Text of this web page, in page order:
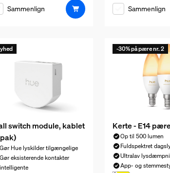
Sammenlign Sammenlign
switch module, kablet
Gør Hue lyskilder tilgængelige
Gør eksisterende kontakter
intelligente
-30% på pære nr. 2
Kerte - E14
Op til 500 lumen
Fuldspektret
Ultralav
App- og